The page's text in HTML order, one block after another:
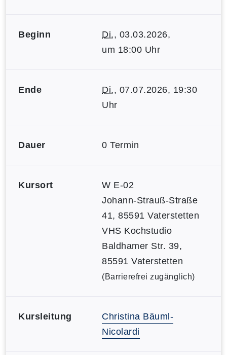
Beginn Di., 03.03.2026,
um 18:00 Uhr
Ende Di., 07.07.2026, 19:30
Uhr
Dauer 0 Termin
Kursort
W E-02
Johann-Strauß-Straße
41, 85591 Vaterstetten
VHS Kochstudio
Baldhamer Str. 39,
85591 Vaterstetten
(Barrierefrei zugänglich)
Kursleitung
Christina Bäuml-
Nicolardi